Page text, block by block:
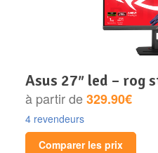
asus 27″ led – rog
à partir de329.90€
4 revendeurs
Comparer les prix